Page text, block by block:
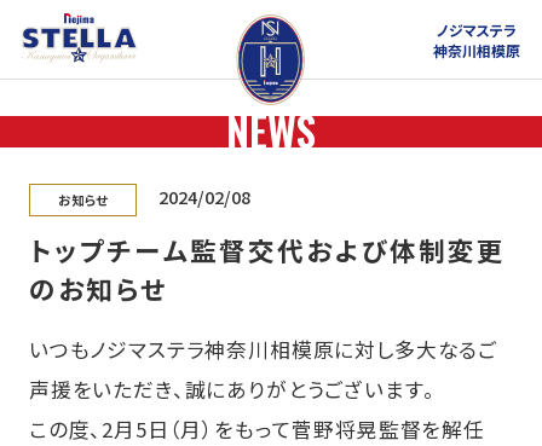
ノジマステラ
神奈川相模原
NEWS
お知らせ 2024/02/08
トップチーム監督交代および体制変更
のお知らせ
いつもノジマステラ神奈川相模原に対し多大なるご
声援をいただき、誠にありがとうございます。
この度、2月5日（月）をもって菅野将晃監督を解任